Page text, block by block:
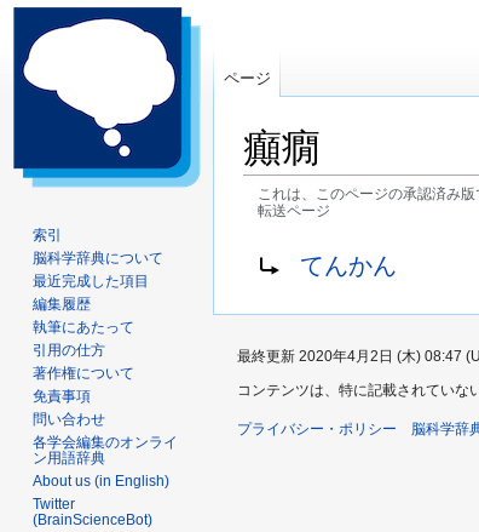
癲癇
これは、このページの承認済み
転送ページ
シ
ョ
に
動
転送先: てんかん
ページ
索引
脳科学辞典について
最近完成した項目
編集履歴
執筆にあたって
引用の仕方
著作権について
免責事項
問い合わせ
各学会編集のオンライ
ン用語辞典
About us (in English)
Twitter
(BrainScienceBot)
最終更新 2020年4月2日 (木) 08:47
コンテンツは、特に記載されていな
プライバシー・ポリシー 脳科学辞